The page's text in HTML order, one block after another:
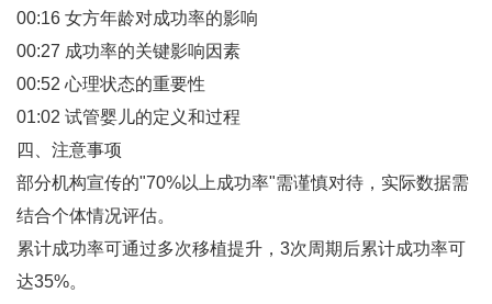
00:16 女方年龄对成功率的影响
00:27 成功率的关键影响因素
00:52 心理状态的重要性
01:02 试管婴儿的定义和过程
四、注意事项
部分机构宣传的"70%以上成功率"需谨慎对待，实际数据需
结合个体情况评估‌。
累计成功率可通过多次移植提升，3次周期后累计成功率可
达35%‌。